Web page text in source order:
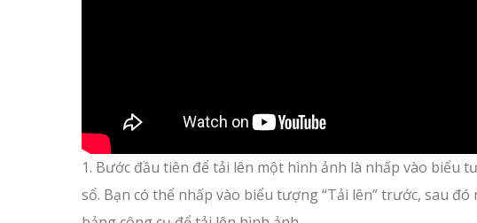
1. Bước đầu tiên để tải lên một hình ảnh là nhấp vào biểu
sổ. Bạn có thể nhấp vào biểu tượng “Tải lên” trước, sau